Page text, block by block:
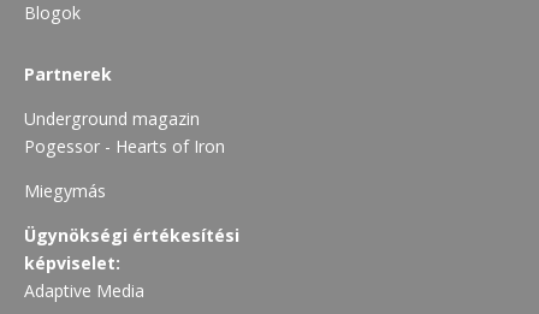
Blogok
Partnerek
Underground magazin
Pogessor - Hearts of Iron
Miegymás
Ügynökségi értékesítési
képviselet:
Adaptive Media